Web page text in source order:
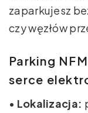
zaparkujesz
czy węzłów
Parking
serce
• Lokalizacja: